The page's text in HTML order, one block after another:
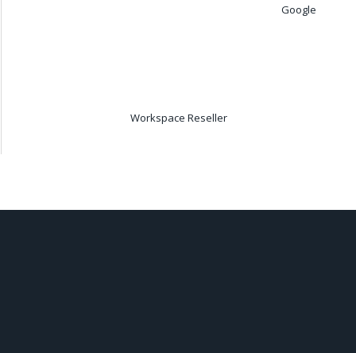
Google
Workspace Reseller